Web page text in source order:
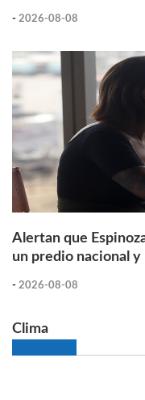
- 2026-08-08
Alertan que
un predio nacional
- 2026-08-08
Clima